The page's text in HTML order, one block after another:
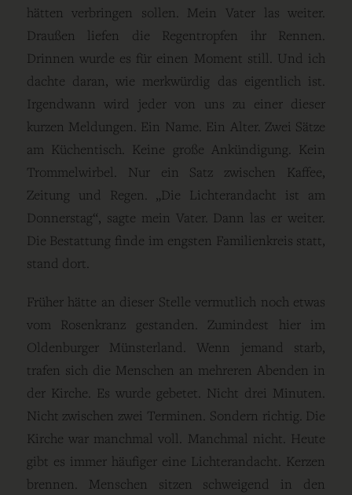
hätten verbringen sollen. Mein Vater las weiter.
Draußen liefen die Regentropfen ihr Rennen.
Drinnen wurde es für einen Moment still. Und ich
dachte daran, wie merkwürdig das eigentlich ist.
Irgendwann wird jeder von uns zu einer dieser
kurzen Meldungen. Ein Name. Ein Alter. Zwei Sätze
am Küchentisch. Keine große Ankündigung. Kein
Trommelwirbel. Nur ein Satz zwischen Kaffee,
Zeitung und Regen. „Die Lichterandacht ist am
Donnerstag“, sagte mein Vater. Dann las er weiter.
Die Bestattung finde im engsten Familienkreis statt,
stand dort.
Früher hätte an dieser Stelle vermutlich noch etwas
vom Rosenkranz gestanden. Zumindest hier im
Oldenburger Münsterland. Wenn jemand starb,
trafen sich die Menschen an mehreren Abenden in
der Kirche. Es wurde gebetet. Nicht drei Minuten.
Nicht zwischen zwei Terminen. Sondern richtig. Die
Kirche war manchmal voll. Manchmal nicht. Heute
gibt es immer häufiger eine Lichterandacht. Kerzen
brennen. Menschen sitzen schweigend in den